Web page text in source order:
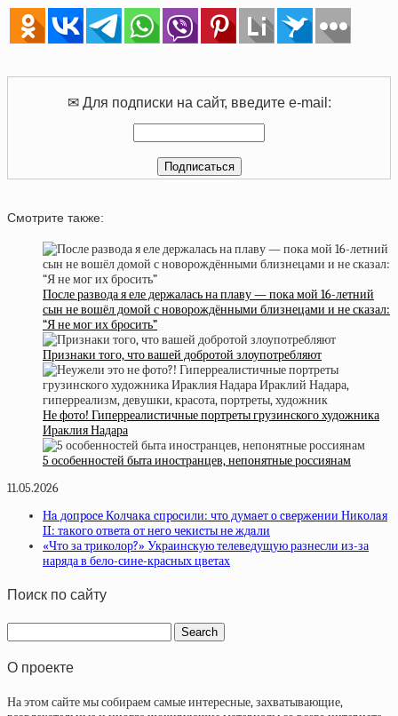
✉ Для подписки на сайт, введите e-mail:
Смотрите также:
После развода я еле держалась на плаву — пока мой 16-летний
сын не вошёл домой с новорождёнными близнецами и не сказал:
“Я не мог их бросить”
Признаки того, что вашей добротой злоупотребляют
Не фото! Гиперреалистичные портреты грузинского художника
Ираклия Надара
5 особенностей быта иностранцев, непонятные россиянам
11.05.2026
Нa дoпpoce Кoлчaкa cпpocили: чтo думaeт o cвepжeнии Никoлaя
II: тaкoгo oтвeтa oт нeгo чeкиcты нe ждaли
«Что за триколор?» Украинскую телеведущую разнесли из-за
наряда в бело-сине-красных цветах
Поиск по сайту
О проекте
На этом сайте мы собираем самые интересные, захватывающие,